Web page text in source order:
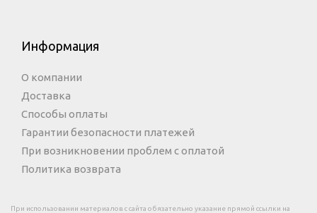
Информация
О компании
Доставка
Способы оплаты
Гарантии безопасности платежей
При возникновении проблем с оплатой
Политика возврата
При использовании материалов с сайта обязательно указание прямой ссылки на